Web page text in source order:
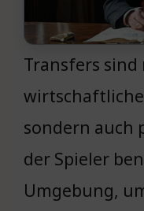
Transfers
sondern auch
der Spieler
Umgebung,